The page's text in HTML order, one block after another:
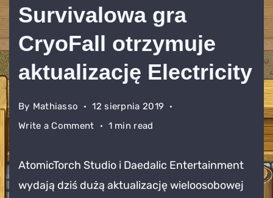
Survivalowa gra
CryoFall otrzymuje
aktualizację Electricity
By Mathiasso
12 sierpnia 2019
Write a Commenton
światłość:
1 min read
AtomicTorch Studio i Daedalic Entertainment
wydają dziś dużą aktualizację wieloosobowej